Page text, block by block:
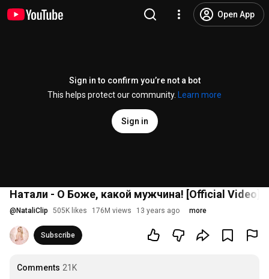
Open App
Sign in to confirm you’re not a bot
This helps protect our community.
Learn more
Sign in
Натали - О Боже, какой мужчина! [Official Video]
@ NataliClip 505K likes 176M views 13 years ago more
Subscribe
Comments 21K